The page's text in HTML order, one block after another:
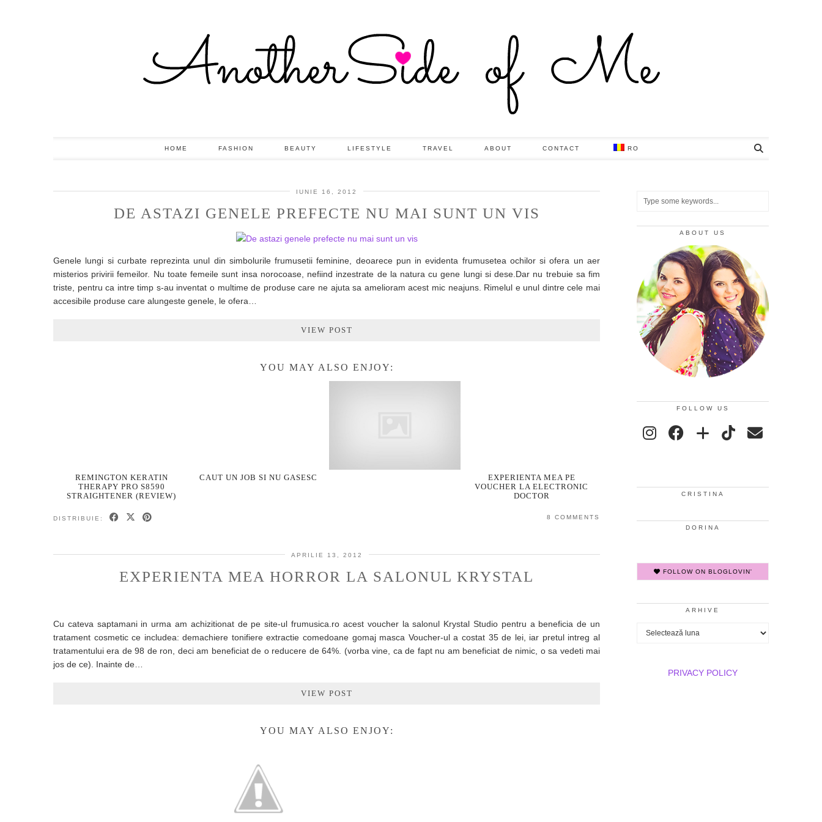
HOME FASHION BEAUTY LIFESTYLE TRAVEL ABOUT CONTACT RO
IUNIE 16, 2012
DE ASTAZI GENELE PREFECTE NU MAI SUNT UN VIS
Genele lungi si curbate reprezinta unul din simbolurile frumusetii feminine, deoarece pun in evidenta frumusetea ochilor si ofera un aer
misterios privirii femeilor. Nu toate femeile sunt insa norocoase, nefiind inzestrate de la natura cu gene lungi si dese.Dar nu trebuie sa fim
triste, pentru ca intre timp s-au inventat o multime de produse care ne ajuta sa amelioram acest mic neajuns. Rimelul e unul dintre cele mai
accesibile produse care alungeste genele, le ofera…
VIEW POST
YOU MAY ALSO ENJOY:
REMINGTON KERATIN
THERAPY PRO S8590
STRAIGHTENER (REVIEW)
CAUT UN JOB SI NU GASESC
EXPERIENTA MEA PE
VOUCHER LA ELECTRONIC
DOCTOR
DISTRIBUIE: 8 COMMENTS
APRILIE 13, 2012
EXPERIENTA MEA HORROR LA SALONUL KRYSTAL
Cu cateva saptamani in urma am achizitionat de pe site-ul frumusica.ro acest voucher la salonul Krystal Studio pentru a beneficia de un
tratament cosmetic ce includea: demachiere tonifiere extractie comedoane gomaj masca Voucher-ul a costat 35 de lei, iar pretul intreg al
tratamentului era de 98 de ron, deci am beneficiat de o reducere de 64%. (vorba vine, ca de fapt nu am beneficiat de nimic, o sa vedeti mai
jos de ce). Inainte de…
VIEW POST
YOU MAY ALSO ENJOY:
ABOUT US
FOLLOW US
CRISTINA
DORINA
FOLLOW ON BLOGLOVIN'
ARHIVE
Arhive
PRIVACY POLICY